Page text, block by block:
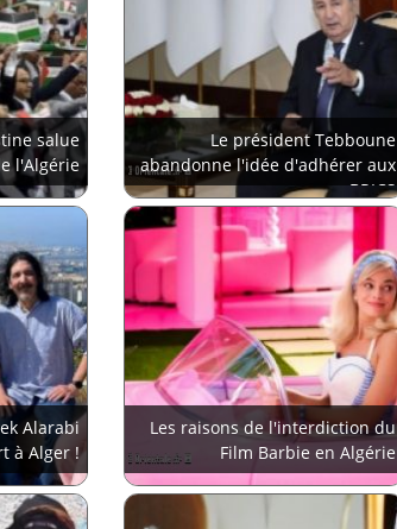
salue
l'Algérie
Le président Tebboune
abandonne l'idée d'adhérer aux
BRICS
Alarabi
à Alger !
Les raisons de l'interdiction du
Film Barbie en Algérie